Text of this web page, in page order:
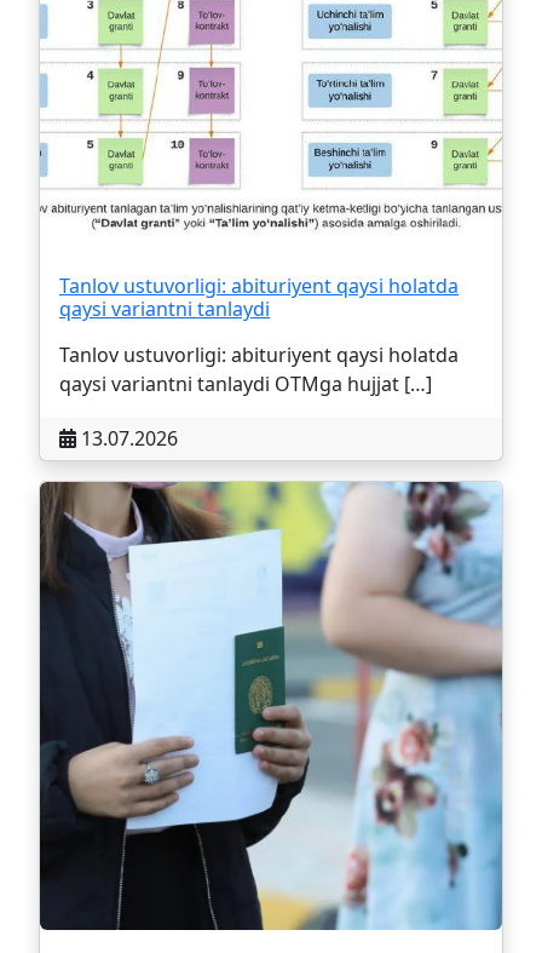
Tanlov ustuvorligi: abituriyent qaysi holatda
qaysi variantni tanlaydi
Tanlov ustuvorligi: abituriyent qaysi holatda
qaysi variantni tanlaydi OTMga hujjat […]
13.07.2026